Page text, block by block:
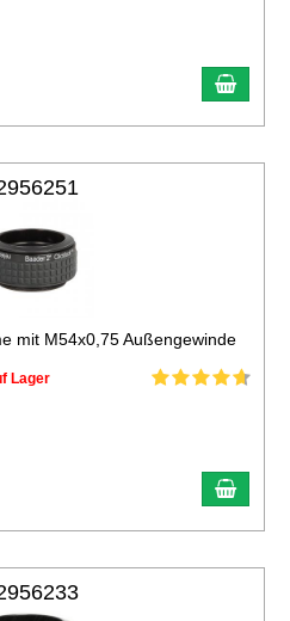
mit M54x0,75 Außengewinde
Lager